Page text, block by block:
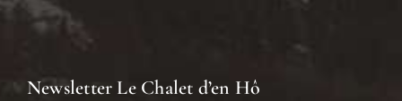
Newsletter Le Chalet d’en Hô